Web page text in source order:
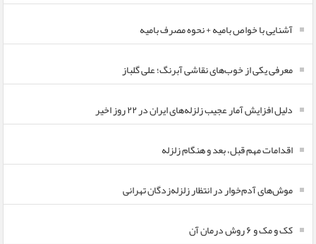
آشنایی با خواص بامیه + نحوه مصرف بامیه
معرفی یکی از خوب‌های نقاشی آبرنگ؛ علی گلباز
دلیل افزایش آمار عجیب زلزله‌های ایران در ۲۲ روز اخیر
اقدامات مهم قبل، بعد و هنگام زلزله
موش‌های آدم‌خوار در انتظار زلزله‌زدگان تهرانی
کک و مک و ۶ روش درمان آن